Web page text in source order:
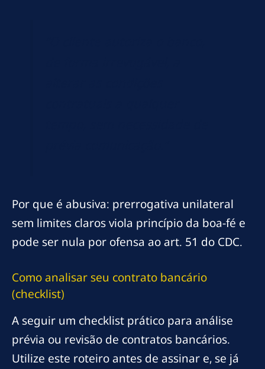
Por que é abusiva: prerrogativa unilateral
sem limites claros viola princípio da boa-fé e
pode ser nula por ofensa ao art. 51 do CDC.
Como analisar seu contrato bancário
(checklist)
A seguir um checklist prático para análise
prévia ou revisão de contratos bancários.
Utilize este roteiro antes de assinar e, se já